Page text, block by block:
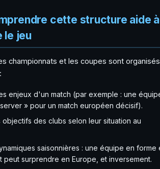
cette structure aide à
le jeu
championnats et les coupes sont organisés
enjeux d'un match (par exemple : une
» pour un match européen décisif).
objectifs des clubs selon leur situation au
saisonnières : une équipe en forme
peut surprendre en Europe, et inversement.